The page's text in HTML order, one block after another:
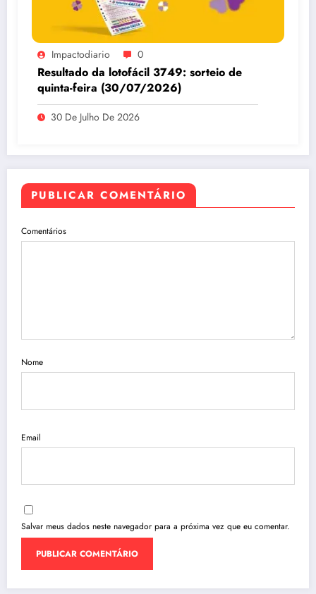
Impactodiario 0
Resultado da lotofácil 3749: sorteio de
quinta-feira (30/07/2026)
30 De Julho De 2026
PUBLICAR COMENTÁRIO
Comentários
Nome
Email
Salvar meus dados neste navegador para a próxima vez que eu comentar.